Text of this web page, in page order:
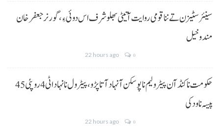
سینئر سٹیزن تے ننا قومی روایت آتیٹی بھلو شرف اس دوئی ءِ،گورنر جعفرخان
مندوخیل
22 hours ago 0
حکومت نا کنڈ آن پیٹرولیم نا پوسکن آ نہاد آتا پڑو،پیٹرول نا نہاد اٹی 4 روپئی 45
پیسہ نا ودکی
22 hours ago 0